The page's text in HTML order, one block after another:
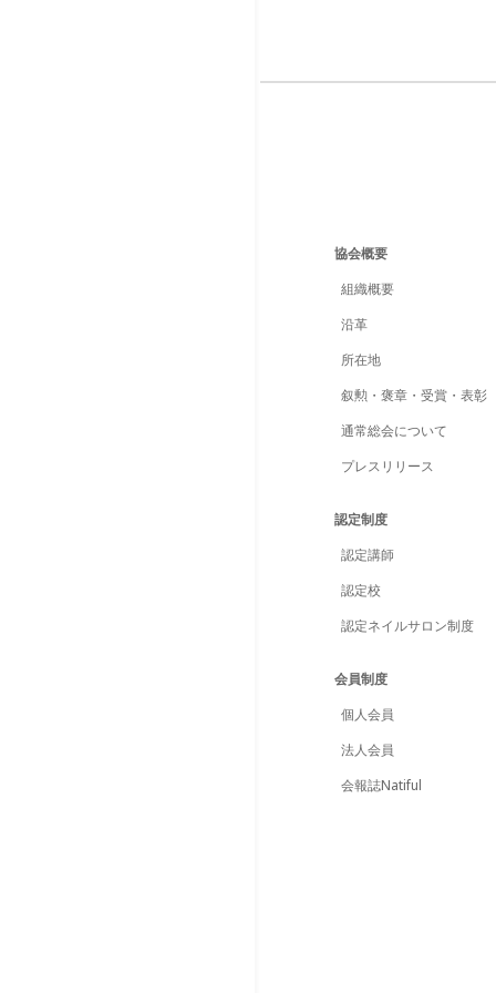
協会概要
組織概要
沿革
所在地
叙勲・褒章・受賞・表彰
通常総会について
プレスリリース
認定制度
認定講師
認定校
認定ネイルサロン制度
会員制度
個人会員
法人会員
会報誌Natiful